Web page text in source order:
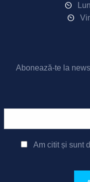
Abonează-te la
Am citit și sunt